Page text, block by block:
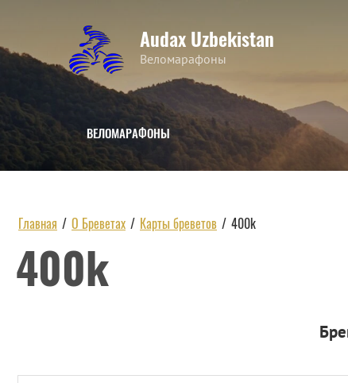
Audax Uzbekistan
Веломарафоны
ВЕЛОМАРАФОНЫ
Главная / О Бреветах / Карты бреветов / 400k
400k